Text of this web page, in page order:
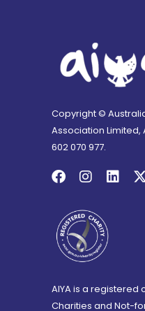
Copyright ©
Association Limited,
602 070 977.
AIYA is a registered
Charities and Not-